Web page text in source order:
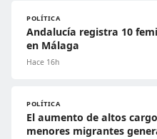
POLÍTICA
Andalucía registra 10
en Málaga
Hace 16h
POLÍTICA
El aumento de altos
menores migrantes